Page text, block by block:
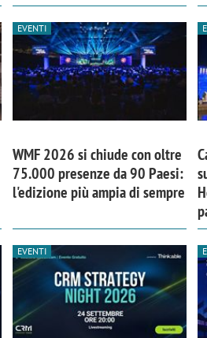
EVENTI
WMF 2026 si chiude con oltre
75.000 presenze da 90 Paesi:
l'edizione più ampia di sempre
EVENTI